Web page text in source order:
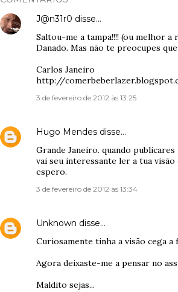
J@n31r0 disse…
Saltou-me a tampa!!!! (ou melhor
Danado. Mas não te preocupes
Carlos Janeiro
http://
3 de fevereiro de 2012 às 13:25
Hugo Mendes disse…
Grande Janeiro. quando
vai seu interessante ler a tua visão
espero.
3 de fevereiro de 2012 às 13:34
Unknown disse…
Curiosamente tinha a visão cega
Agora deixaste-me a pensar no
Maldito sejas...